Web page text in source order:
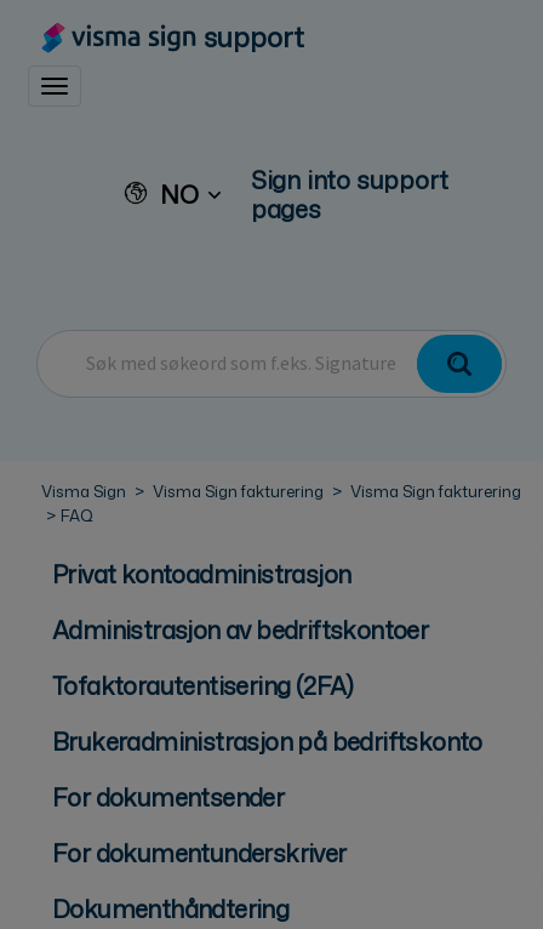
support
Toggle navigation
NO
Sign into support
pages
Visma Sign Visma Sign fakturering
Visma Sign fakturering
FAQ
Privat kontoadministrasjon
Administrasjon av bedriftskontoer
Tofaktorautentisering (2FA)
Brukeradministrasjon på bedriftskonto
For dokumentsender
For dokumentunderskriver
Dokumenthåndtering